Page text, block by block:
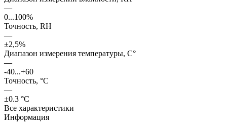
—
0...100%
Точность, RH
—
±2,5%
Диапазон измерения температуры, С°
—
-40...+60
Точность, °С
—
±0.3 °C
Все характеристики
Информация